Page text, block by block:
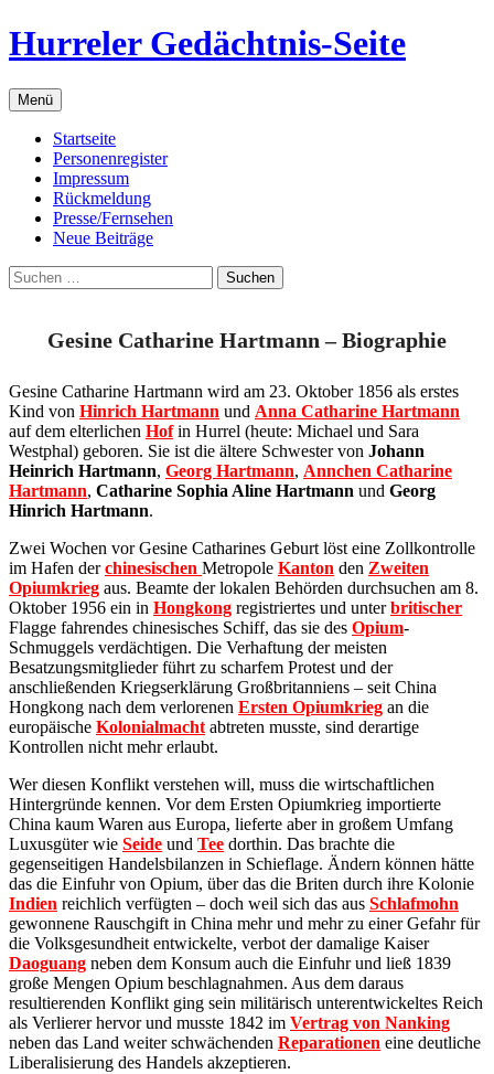
Zum
Inhalt
Hurreler Gedächtnis-Seite
Menü
Startseite
Personenregister
Impressum
Rückmeldung
Presse/Fernsehen
Neue Beiträge
Suchen
nach:
Gesine Catharine Hartmann – Biographie
Gesine Catharine Hartmann wird am 23. Oktober 1856 als erstes
Kind von Hinrich Hartmann und Anna Catharine Hartmann
auf dem elterlichen Hofin Hurrel (heute: Michael und Sara
Westphal) geboren. Sie ist die ältere Schwester von Johann
Heinrich Hartmann, Georg Hartmann, Annchen Catharine
Hartmann, Catharine Sophia Aline Hartmann und Georg
Hinrich Hartmann.
Zwei Wochen vor Gesine Catharines Geburt löst eine Zollkontrolle
im Hafen derchinesischen Metropole Kanton den Zweiten
Opiumkrieg aus. Beamte der lokalen Behörden durchsuchen am 8.
Oktober 1956 ein in Hongkong registriertes und unterbritischer
Flagge fahrendes chinesisches Schiff, das sie des Opium-
Schmuggels verdächtigen. Die Verhaftung der meisten
Besatzungsmitglieder führt zu scharfem Protest und der
anschließenden Kriegserklärung Großbritanniens – seit China
Hongkong nach dem verlorenen Ersten Opiumkrieg an die
europäische Kolonialmacht abtreten musste, sind derartige
Kontrollen nicht mehr erlaubt.
Wer diesen Konflikt verstehen will, muss die wirtschaftlichen
Hintergründe kennen. Vor dem Ersten Opiumkrieg importierte
China kaum Waren aus Europa, lieferte aber in großem Umfang
Luxusgüter wie Seide und Tee dorthin. Das brachte die
gegenseitigen Handelsbilanzen in Schieflage. Ändern können hätte
das die Einfuhr von Opium, über das die Briten durch ihre Kolonie
Indien reichlich verfügten – doch weil sich das aus Schlafmohn
gewonnene Rauschgift in China mehr und mehr zu einer Gefahr für
die Volksgesundheit entwickelte, verbot der damalige Kaiser
Daoguang neben dem Konsum auch die Einfuhr und ließ 1839
große Mengen Opium beschlagnahmen. Aus dem daraus
resultierenden Konflikt ging sein militärisch unterentwickeltes Reich
als Verlierer hervor und musste 1842 im Vertrag von Nanking
neben das Land weiter schwächenden Reparationen eine deutliche
Liberalisierung des Handels akzeptieren.